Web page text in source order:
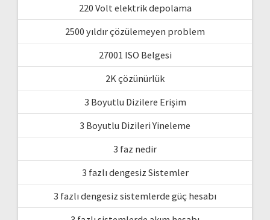
220 Volt elektrik depolama
2500 yıldır çözülemeyen problem
27001 ISO Belgesi
2K çözünürlük
3 Boyutlu Dizilere Erişim
3 Boyutlu Dizileri Yineleme
3 faz nedir
3 fazlı dengesiz Sistemler
3 fazlı dengesiz sistemlerde güç hesabı